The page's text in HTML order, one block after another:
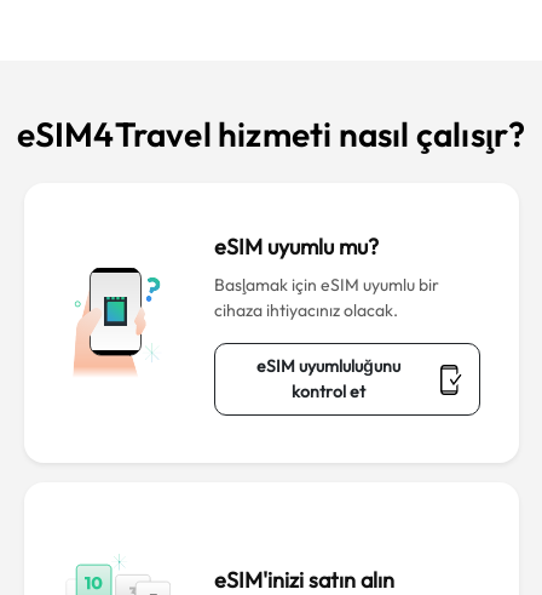
eSIM4Travel hizmeti nasıl çalışır?
eSIM uyumlu mu?
Başlamak için eSIM uyumlu bir
cihaza ihtiyacınız olacak.
eSIM uyumluluğunu
kontrol et
eSIM'inizi satın alın